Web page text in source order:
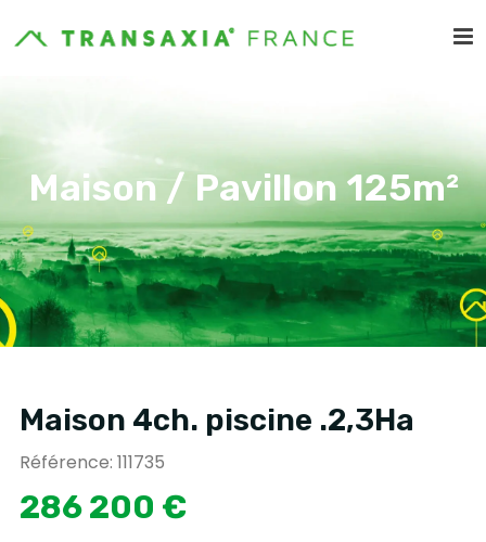
Maison / Pavillon 125m²
Maison 4ch. piscine .2,3Ha
Référence: 111735
286 200 €